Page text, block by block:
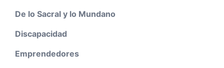
De lo Sacral y lo Mundano
Discapacidad
Emprendedores